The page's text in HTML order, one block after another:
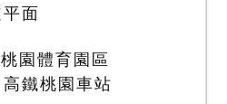
面
園體育園區
鐵桃園車站